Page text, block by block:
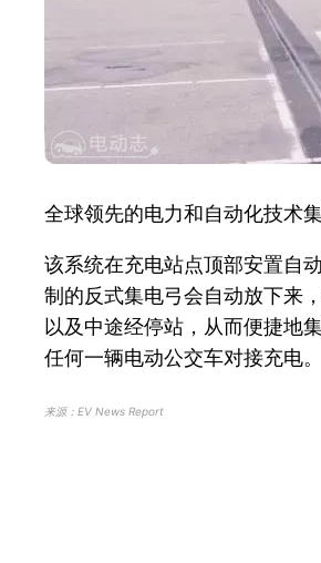
全球领先的电力和自动化技术
该系统在充电站点顶部安置自
制的反式集电弓会自动放下来
以及中途经停站，从而便捷地
任何一辆电动公交车对接充电。
来源：EV News Report